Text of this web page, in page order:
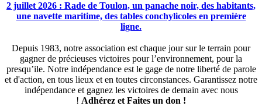
2 juillet 2026 : Rade de Toulon, un panache noir, des habitants,
une navette maritime, des tables conchylicoles en première
ligne.
Depuis 1983, notre association est chaque jour sur le terrain pour
gagner de précieuses victoires pour l’environnement, pour la
presqu’ile. Notre indépendance est le gage de notre liberté de parole
et d'action, en tous lieux et en toutes circonstances. Garantissez notre
indépendance et gagnez les victoires de demain avec nous
! Adhérez et Faites un don !